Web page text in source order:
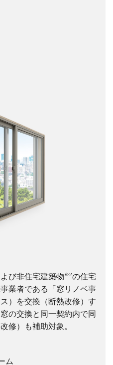
び非住宅建築物※2の住宅
業者である「窓リノベ事
）を交換（断熱改修）す
の交換と同一契約内で同
修）も補助対象。
ム